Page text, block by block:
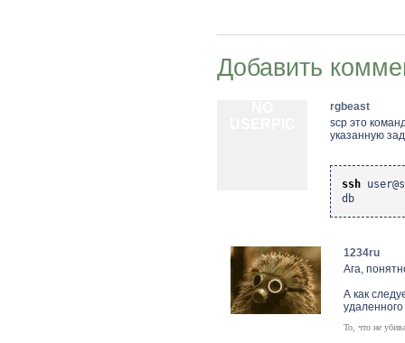
Добавить
rgbeast
scp это
указанную
ssh
db
1234ru
Ага,
А как
То, что не